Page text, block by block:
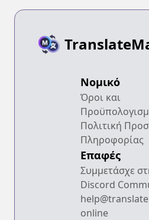
Νομικό
Όροι και
Πολιτική
Πληροφορίας
Επαφές
Συμμετάσχε
Discord
online